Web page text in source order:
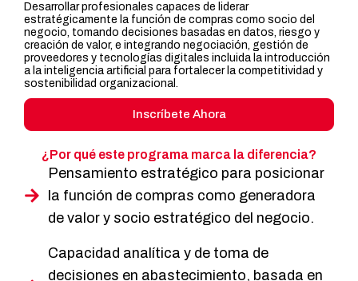
Desarrollar profesionales capaces de liderar
estratégicamente la función de compras como socio del
negocio, tomando decisiones basadas en datos, riesgo y
creación de valor, e integrando negociación, gestión de
proveedores y tecnologías digitales incluida la introducción
a la inteligencia artificial para fortalecer la competitividad y
sostenibilidad organizacional.
Inscríbete Ahora
¿Por qué este programa marca la diferencia?
Pensamiento estratégico para posicionar
la función de compras como generadora
de valor y socio estratégico del negocio.
Capacidad analítica y de toma de
decisiones en abastecimiento, basada en